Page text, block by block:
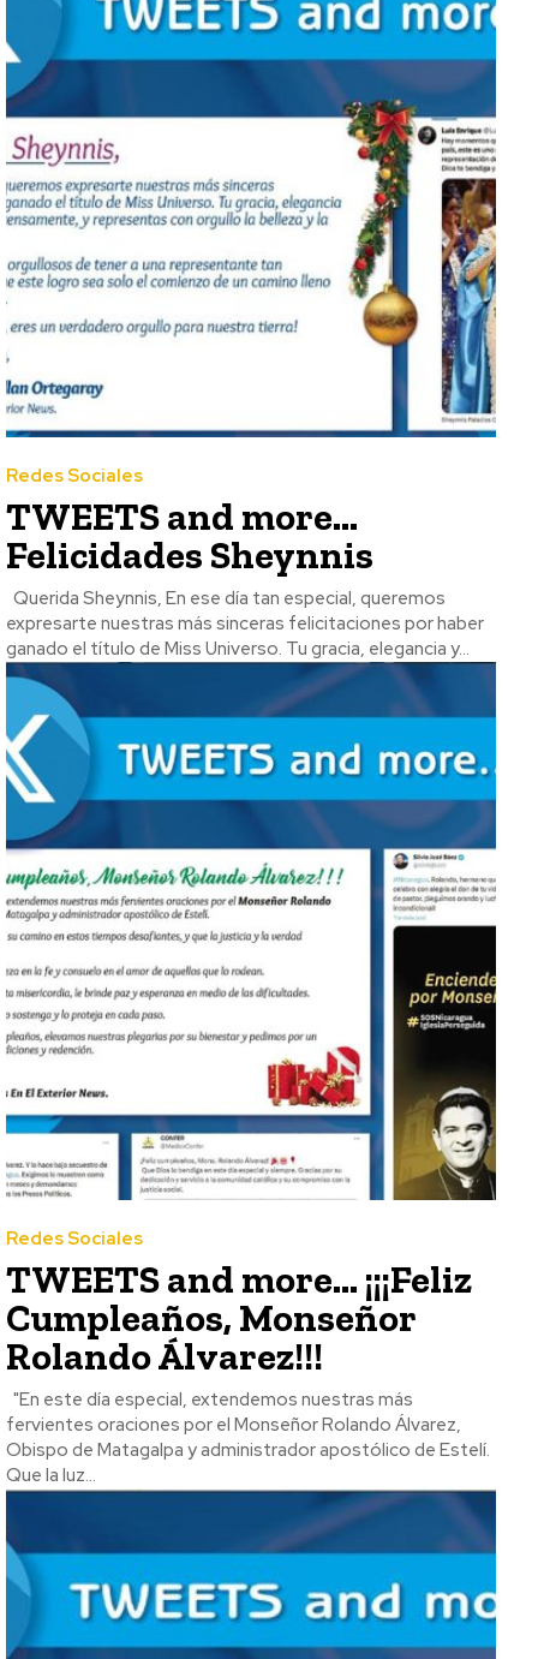
Redes Sociales
TWEETS and more…
Felicidades Sheynnis
expresarte nuestras más sinceras felicitaciones por haber
ganado el título de Miss Universo. Tu gracia, elegancia y...
Redes Sociales
TWEETS and more… ¡¡¡Feliz
Cumpleaños, Monseñor
Rolando Álvarez!!!
fervientes oraciones por el Monseñor Rolando Álvarez,
Obispo de Matagalpa y administrador apostólico de Estelí.
Que la luz...